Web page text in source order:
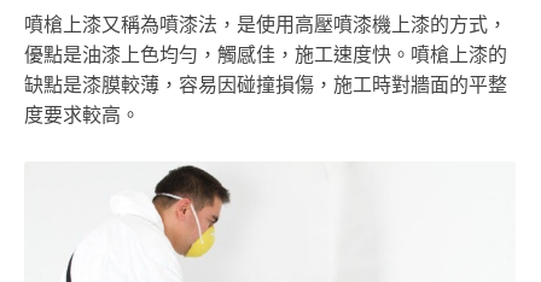
噴槍上漆又稱為噴漆法，是使用高壓噴漆機上漆的方式，
優點是油漆上色均勻，觸感佳，施工速度快。噴槍上漆的
缺點是漆膜較薄，容易因碰撞損傷，施工時對牆面的平整
度要求較高。